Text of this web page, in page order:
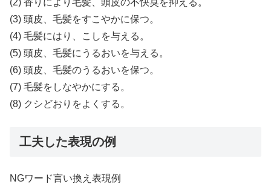
(3) 頭皮、毛髪をすこやかに保つ。
(4) 毛髪にはり、こしを与える。
(5) 頭皮、毛髪にうるおいを与える。
(6) 頭皮、毛髪のうるおいを保つ。
(7) 毛髪をしなやかにする。
(8) クシどおりをよくする。
工夫した表現の例
NGワード言い換え表現例